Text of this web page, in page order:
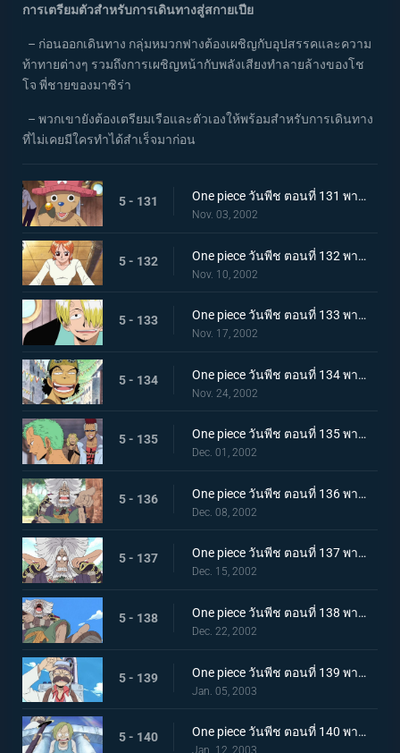
การเตรียมตัวสำหรับการเดินทางสู่สกายเปีย
– ก่อนออกเดินทาง กลุ่มหมวกฟางต้องเผชิญกับอุปสรรคและความ
ท้าทายต่างๆ รวมถึงการเผชิญหน้ากับพลังเสียงทำลายล้างของโช
โจ พี่ชายของมาซิร่า
– พวกเขายังต้องเตรียมเรือและตัวเองให้พร้อมสำหรับการเดินทาง
ที่ไม่เคยมีใครทำได้สำเร็จมาก่อน
5 - 131 One piece วันพีช ตอนที่ 131 พากย์ไทย คนไข้รายแรกและเรื่องราวของรัมเบิลบอล
Nov. 03, 2002
5 - 132 One piece วันพีช ตอนที่ 132 พากย์ไทย การสไตรก์ของต้นหน เพื่อความฝันไม่มีวันปล่อยให้หลุดมือ
Nov. 10, 2002
5 - 133 One piece วันพีช ตอนที่ 133 พากย์ไทย ฝันที่ได้รับช่วงต่อ แกงกะหรี่ของซันจิจอมอึด
Nov. 17, 2002
5 - 134 One piece วันพีช ตอนที่ 134 พากย์ไทย จะยิงมันขึ้นไปให้ได้ ดอกไม้ไฟของลูกผู้ชายชื่ออุซป
Nov. 24, 2002
5 - 135 One piece วันพีช ตอนที่ 135 พากย์ไทย ข่าวลือในหมู่นักล่าโจรสลัด เรื่องของนักดาบมหัศจรรย์โซโล!
Dec. 01, 2002
5 - 136 One piece วันพีช ตอนที่ 136 พากย์ไทย เซนี่แห่งเกาะแพะภูเขา และเรือที่มีอยู่บนยอดเขา!
Dec. 08, 2002
5 - 137 One piece วันพีช ตอนที่ 137 พากย์ไทย เก็บดอกได้ไหมเนี่ย? ความต้องการของเซนี่นักปล่อยเงินกู้!
Dec. 15, 2002
5 - 138 One piece วันพีช ตอนที่ 138 พากย์ไทย สมบัติของเกาะที่แท้จริง! กลุ่มโจรสลัดเซนี่ออกเดินทาง!
Dec. 22, 2002
5 - 139 One piece วันพีช ตอนที่ 139 พากย์ไทย ตำนานหมอกสีรุ้งกับผู้เฒ่าแห่งเกาะลูลูก้า!
Jan. 05, 2003
5 - 140 One piece วันพีช ตอนที่ 140 พากย์ไทย รูไดอาจับไร้เวลา! กลุ่มโจรสลัดฟักทอง!